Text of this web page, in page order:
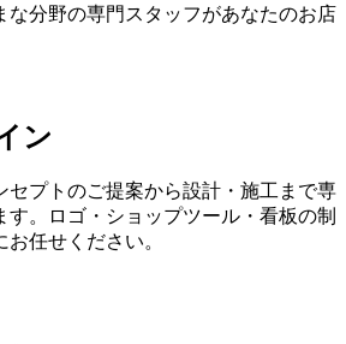
な分野の専門スタッフがあなたのお店
ン
セプトのご提案から設計・施工まで専
す。ロゴ・ショップツール・看板の制
任せください。